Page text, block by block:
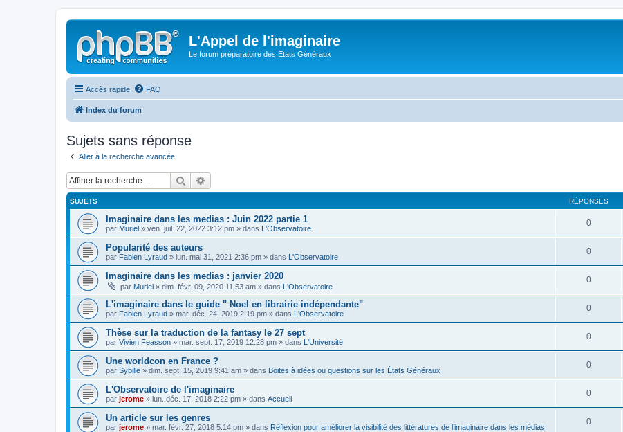
L'Appel de l'imaginaire
Le forum préparatoire des Etats Généraux
Accès rapide FAQ
Index du forum
Sujets sans réponse
Aller à la recherche avancée
Rechercher
SUJETS RÉPONSES
Imaginaire dans les medias : Juin 2022 partie 1
par Muriel » ven. juil. 22, 2022 3:12 pm » dans L'Observatoire
0
Popularité des auteurs
par Fabien Lyraud » lun. mai 31, 2021 2:36 pm » dans L'Observatoire
0
Imaginaire dans les medias : janvier 2020
par Muriel » dim. févr. 09, 2020 11:53 am » dans L'Observatoire
0
L'imaginaire dans le guide " Noel en librairie indépendante"
par Fabien Lyraud » mar. déc. 24, 2019 2:19 pm » dans L'Observatoire
0
Thèse sur la traduction de la fantasy le 27 sept
par Vivien Feasson » mar. sept. 17, 2019 12:28 pm » dans L'Université
0
Une worldcon en France ?
par Sybille » dim. sept. 15, 2019 9:41 am » dans Boites à idées ou questions sur les États Généraux
0
L'Observatoire de l'imaginaire
par jerome » lun. déc. 17, 2018 2:22 pm » dans Accueil
0
Un article sur les genres
par jerome » mar. févr. 27, 2018 5:14 pm » dans Réflexion pour améliorer la visibilité des littératures de l’imaginaire dans les médias
0